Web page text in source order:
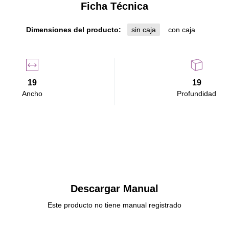
Ficha Técnica
Dimensiones del producto: sin caja con caja
19
Ancho
19
Profundidad
Descargar Manual
Este producto no tiene manual registrado